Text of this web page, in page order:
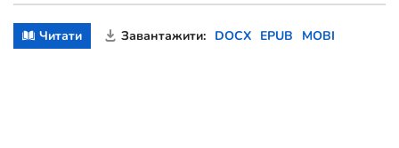
Читати Завантажити: DOCX EPUB MOBI